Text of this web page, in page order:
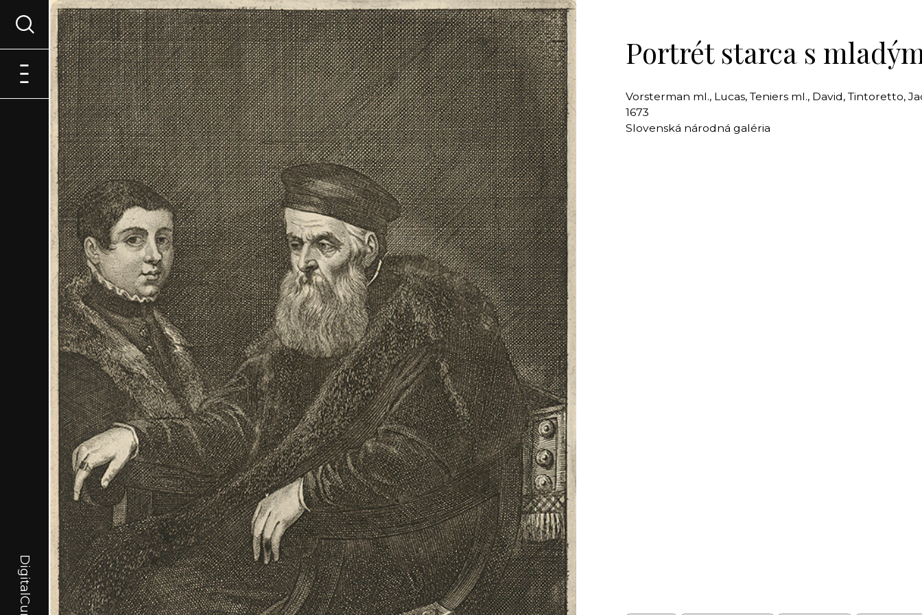
Portrét starca s
Vorsterman ml., Lucas, Teniers ml., David, Tintoretto,
1673
Slovenská národná galéria